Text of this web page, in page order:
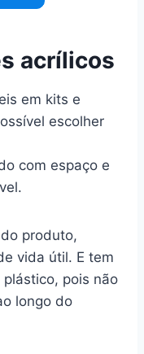
acrílicos
em kits e
escolher
com espaço e
produto,
vida útil. E tem
pois não
longo do